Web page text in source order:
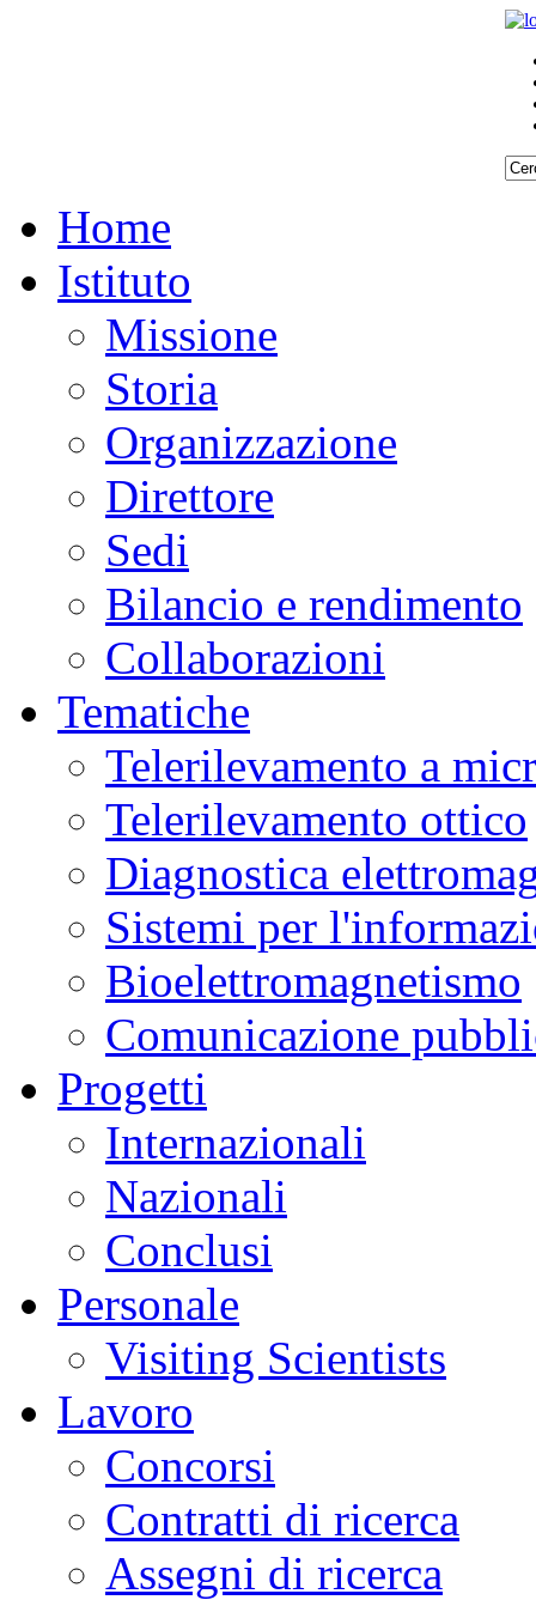
Home
Istituto
Missione
Storia
Organizzazione
Direttore
Sedi
Bilancio e rendimento
Collaborazioni
Tematiche
Telerilevamento a
Telerilevamento ottico
Diagnostica
Sistemi per
Bioelettromagnetismo
Comunicazione
Progetti
Internazionali
Nazionali
Conclusi
Personale
Visiting Scientists
Lavoro
Concorsi
Contratti di ricerca
Assegni di ricerca